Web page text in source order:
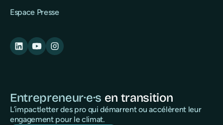
Espace Presse
Entrepreneur·e·s en transition
L’impactletter des pro qui démarrent ou accélèrent leur
engagement pour le climat.